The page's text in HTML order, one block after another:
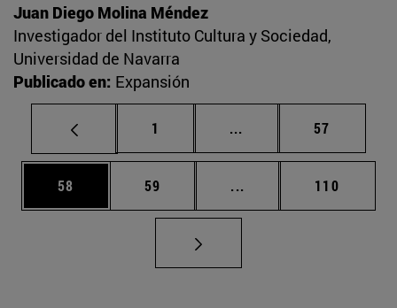
Juan Diego Molina Méndez
Investigador del Instituto Cultura y Sociedad,
Universidad de Navarra
Publicado en: Expansión
Página
1 ... Páginas intermedias
Página
57
Página
58 Página
59 ... Páginas intermedias
Página
110